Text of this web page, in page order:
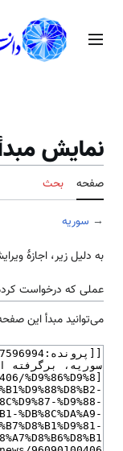
محتوامنوی اصلی
نمایش
صفحه بحث
→ سوریه
به دلیل زیر، اجازهٔ
عملی که درخواست
می‌توانید مبدأ این